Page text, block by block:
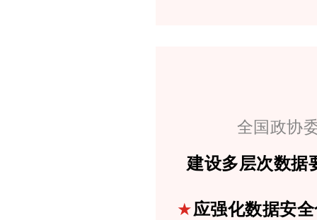
全国政协
建设多层次数据
★应强化数据安